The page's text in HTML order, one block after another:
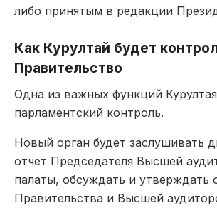
либо принятым в редакции
Как Курултай будет
Правительство
Одна из важных функций
парламентский контроль.
Новый орган будет заслушивать
отчет Председателя Высшей
палаты, обсуждать и утверждать
Правительства и Высшей